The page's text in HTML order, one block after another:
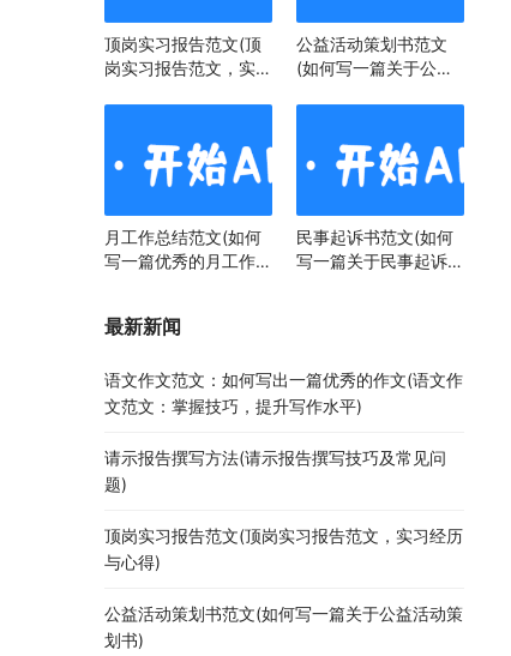
顶岗实习报告范文(顶
岗实习报告范文，实习
公益活动策划书范文
(如何写一篇关于公益
月工作总结范文(如何
写一篇优秀的月工作总
民事起诉书范文(如何
写一篇关于民事起诉书
最新新闻
语文作文范文：如何写出一篇优秀的作文(语文作
文范文：掌握技巧，提升写作水平)
请示报告撰写方法(请示报告撰写技巧及常见问
题)
顶岗实习报告范文(顶岗实习报告范文，实习经历
与心得)
公益活动策划书范文(如何写一篇关于公益活动策
划书)